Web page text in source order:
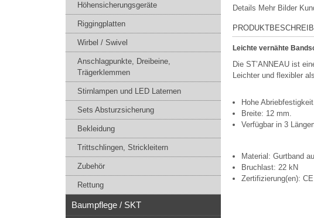
Details Mehr Bilder
Leichte vernähte
Die ST’ANNEAU ist
Leichter und flexibler
Hohe Abriebfestigkeit.
Breite: 12 mm.
Verfügbar in 3
Material: Gurtband
Bruchlast: 22 kN
Zertifizierung(en):
Höhensicherungsgeräte
Riggingplatten
Wirbel / Swivel
Anschlagpunkte, Dreibeine,
Trägerklemmen
Stirnlampen und LED Laternen
Sets Absturzsicherung
Bekleidung
Trittschlingen, Strickleitern
Zubehör
Rettung
Baumpflege / SKT